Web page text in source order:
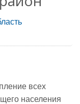
всех
населения